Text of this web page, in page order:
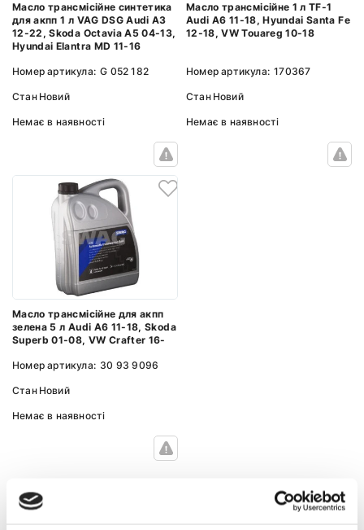
Масло трансмісійне синтетика
для акпп 1 л VAG DSG Audi A3
12-22, Skoda Octavia A5 04-13,
Hyundai Elantra MD 11-16
Номер артикула: G 052 182
Стан Новий
Немає в наявності
Масло трансмісійне 1 л TF-1
Audi A6 11-18, Hyundai Santa Fe
12-18, VW Touareg 10-18
Номер артикула: 170367
Стан Новий
Немає в наявності
Масло трансмісійне для акпп
зелена 5 л Audi A6 11-18, Skoda
Superb 01-08, VW Crafter 16-
Номер артикула: 30 93 9096
Стан Новий
Немає в наявності